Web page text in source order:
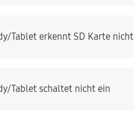
Tablet erkennt SD Karte nicht
Tablet schaltet nicht ein